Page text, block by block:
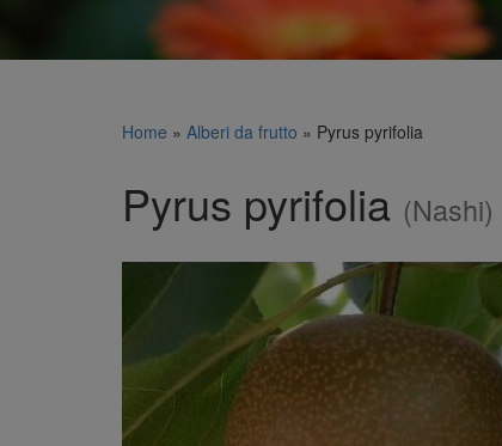
Home » Alberi da frutto » Pyrus pyrifolia
Pyrus pyrifolia (Nashi)